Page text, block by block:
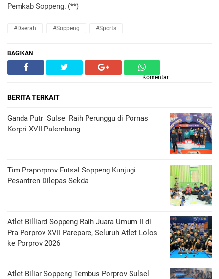
Pemkab Soppeng. (**)
#Daerah #Soppeng #Sports
BAGIKAN
Komentar
BERITA TERKAIT
Ganda Putri Sulsel Raih Perunggu di Pornas
Korpri XVII Palembang
Tim Praporprov Futsal Soppeng Kunjugi
Pesantren Dilepas Sekda
Atlet Billiard Soppeng Raih Juara Umum II di
Pra Porprov XVII Parepare, Seluruh Atlet Lolos
ke Porprov 2026
Atlet Biliar Soppeng Tembus Porprov Sulsel